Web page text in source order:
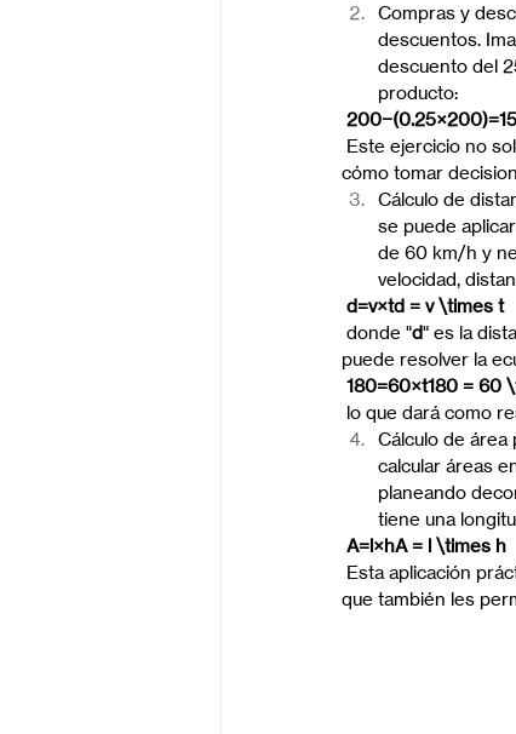
Compras y
descuentos.
descuento del
producto:
Este ejercicio no
cómo tomar
Cálculo de
se puede
de 60 km/h y
velocidad,
d=v×td = v \times t
donde "d" es la
puede resolver la
180=60×t180 = 60
lo que dará como
Cálculo de
calcular áreas
planeando
tiene una
A=l×hA = l \times h
Esta aplicación
que también les